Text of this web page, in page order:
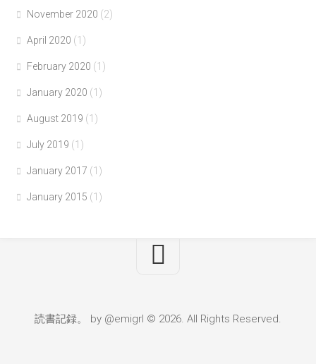
November 2020 (2)
April 2020 (1)
February 2020 (1)
January 2020 (1)
August 2019 (1)
July 2019 (1)
January 2017 (1)
January 2015 (1)
読書記録。 by @emigrl © 2026. All Rights Reserved.